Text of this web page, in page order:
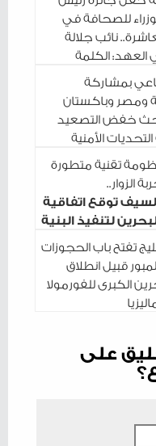
للصحافة في
نائب جلالة
العهد: الكلمة
مواجهة التحديات
بمشاركة
ومصر وباكستان
خفض التصعيد
الأمنية
تقنية متطورة
الزوار..
توقع اتفاقية
لتنفيذ البنية
تفتح باب الحجوزات
قبيل انطلاق
الكبرى للفورمولا
على